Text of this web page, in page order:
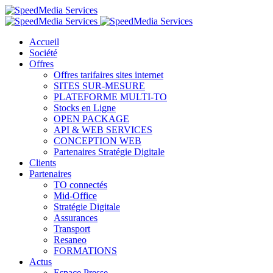
Accueil
Société
Offres
Offres tarifaires sites internet
SITES SUR-MESURE
PLATEFORME MULTI-TO
Stocks en Ligne
OPEN PACKAGE
API & WEB SERVICES
CONCEPTION WEB
Partenaires Stratégie Digitale
Clients
Partenaires
TO connectés
Mid-Office
Stratégie Digitale
Assurances
Transport
Resaneo
FORMATIONS
Actus